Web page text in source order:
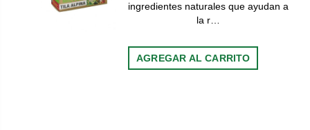
ingredientes naturales que ayudan a
la r…
AGREGAR AL CARRITO